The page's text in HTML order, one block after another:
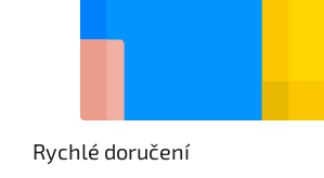
Rychlé doručení